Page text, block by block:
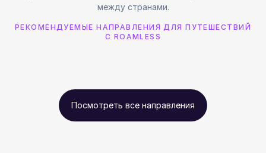
между странами.
РЕКОМЕНДУЕМЫЕ НАПРАВЛЕНИЯ ДЛЯ ПУТЕШЕСТВИЙ
С ROAMLESS
Посмотреть все направления